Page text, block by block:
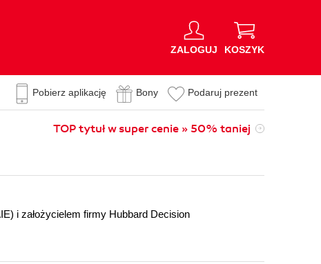
ZALOGUJ KOSZYK
Pobierz aplikację Bony Podaruj prezent
TOP tytuł w super cenie » 50% taniej
i założycielem firmy Hubbard Decision